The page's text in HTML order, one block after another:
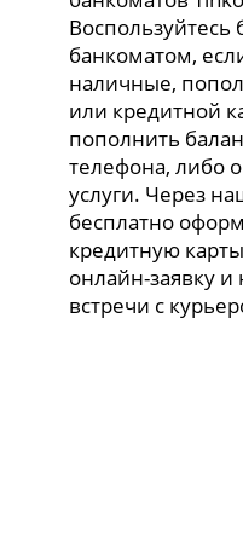
банкоматом,
наличные,
или кредитной
пополнить
телефона, либо
услуги. Через
бесплатно
кредитную
онлайн-заявку и
встречи с